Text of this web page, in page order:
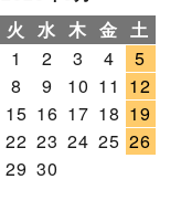
火 水 木 金 土
1
2 3 4
5
8 9 10 11 12
15 16 17 18 19
22 23 24 25 26
29 30